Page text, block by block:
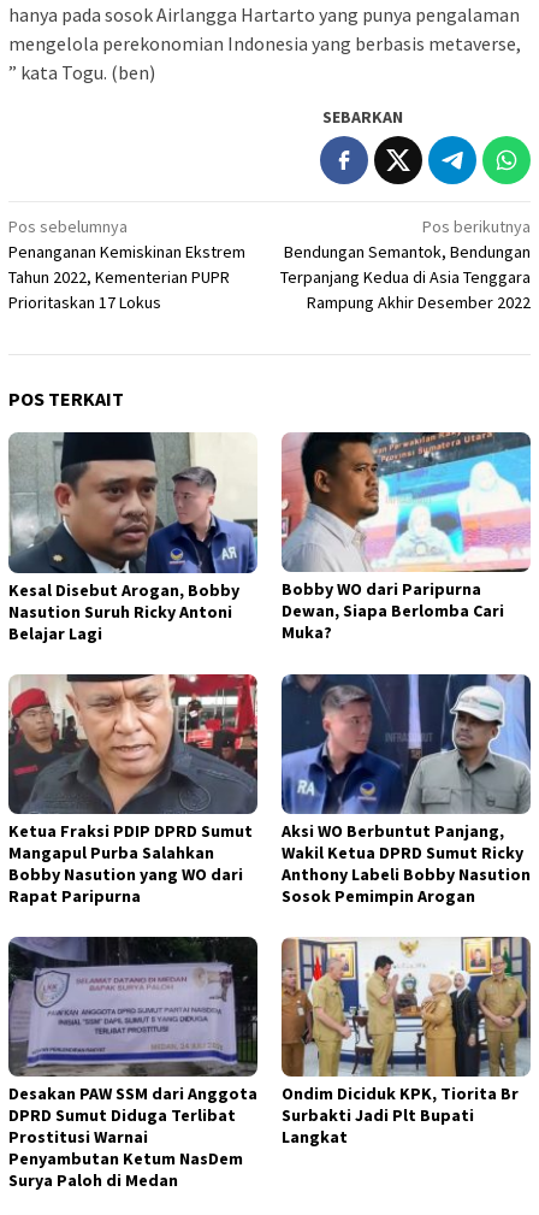
hanya pada sosok Airlangga Hartarto yang punya pengalaman
mengelola perekonomian Indonesia yang berbasis metaverse,
” kata Togu. (ben)
SEBARKAN
Navigasi
pos
Pos sebelumnya
Penanganan Kemiskinan Ekstrem
Tahun 2022, Kementerian PUPR
Prioritaskan 17 Lokus
Pos berikutnya
Bendungan Semantok, Bendungan
Terpanjang Kedua di Asia Tenggara
Rampung Akhir Desember 2022
POS TERKAIT
Kesal Disebut Arogan, Bobby
Nasution Suruh Ricky Antoni
Belajar Lagi
Bobby WO dari Paripurna
Dewan, Siapa Berlomba Cari
Muka?
Ketua Fraksi PDIP DPRD Sumut
Mangapul Purba Salahkan
Bobby Nasution yang WO dari
Rapat Paripurna
Aksi WO Berbuntut Panjang,
Wakil Ketua DPRD Sumut Ricky
Anthony Labeli Bobby Nasution
Sosok Pemimpin Arogan
Desakan PAW SSM dari Anggota
DPRD Sumut Diduga Terlibat
Prostitusi Warnai
Penyambutan Ketum NasDem
Surya Paloh di Medan
Ondim Diciduk KPK, Tiorita Br
Surbakti Jadi Plt Bupati
Langkat